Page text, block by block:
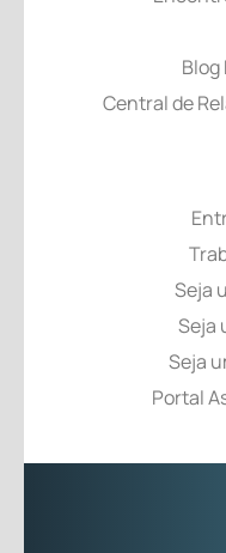
Central de
Seja
Seja
Seja
Portal